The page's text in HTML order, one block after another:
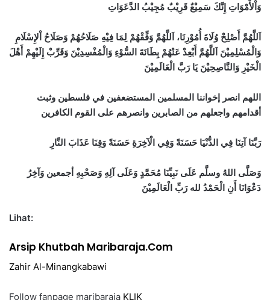
وَاْلأَمْوَاتِ إِنَّكَ سَمِيْعٌ قَرِيْبٌ مُجِيْبُ الدَّعَوَاتِ
اَللَّهُمَّ أَصْلِحْ وُلَاةَ أُمُوْرِنَا، اَللَّهُمَّ وَفِّقْهُمْ لِمَا فِيْهِ صَلَاحُهُمْ وَصَلَاحُ اْلإِسْلَامِ
وَالْمُسْلِمِيْنَ اَللَّهُمَّ أَبْعِدْ عَنْهُمْ بِطَانَةَ السُّوْءِ وَالْمُفْسِدِيْنَ وَقَرِّبْ إِلَيْهِمْ أَهْلَ
الْخَيْرِ وَالنَّاصِحِيْنَ يَا رَبَّ الْعَالَمِيْنَ
اللهم انصر إخواننا المسلمين المستضعفين في فلسطين وثبت
أقدامهم واجعلهم من الصابرين وانصرهم على القوم الكافرين
رَبَّنَا آتِنَا فِي الدُّنْيَا حَسَنَةً وَفِي الْآخِرَةِ حَسَنَةً وَقِنَا عَذَابَ النَّارِ
وَصَلَّى اللهُ وسلَّم عَلَى نَبِيِّنَا مُحَمَّدٍ وَعَلَى آلِهِ وَصَحْبِهِ أجمعين وَآخِرُ
دَعْوَانَا أَنِ الْحَمْدُ لله رَبِّ الْعَالَمِيْنَ
Lihat:
Arsip Khutbah Maribaraja.Com
Zahir Al-Minangkabawi
Follow fanpage maribaraja KLIK